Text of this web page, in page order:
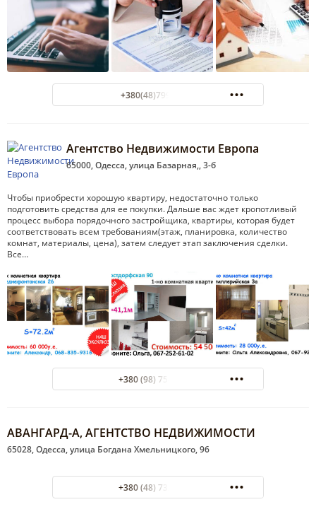
+380(48)799-14-04
Агентство Недвижимости Европа
65000, Одесса, улица Базарная,, 3-б
Чтобы приобрести хорошую квартиру, недостаточно только
подготовить средства для ее покупки. Дальше вас ждет кропотливый
процесс выбора порядочного застройщика, квартиры, которая будет
соответствовать всем требованиям(этаж, планировка, количество
комнат, материалы, цена), затем следует этап заключения сделки.
Все…
+380 (98) 754-68-98
АВАНГАРД-А, АГЕНТСТВО НЕДВИЖИМОСТИ
65028, Одесса, улица Богдана Хмельницкого, 96
+380 (48) 732-64-00